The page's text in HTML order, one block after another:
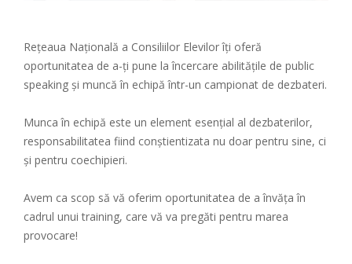
Rețeaua Națională a Consiliilor Elevilor îți oferă
oportunitatea de a-ți pune la încercare abilitățile de public
speaking și muncă în echipă într-un campionat de dezbateri.
Munca în echipă este un element esențial al dezbaterilor,
responsabilitatea fiind conștientizata nu doar pentru sine, ci
și pentru coechipieri.
Avem ca scop să vă oferim oportunitatea de a învăța în
cadrul unui training, care vă va pregăti pentru marea
provocare!